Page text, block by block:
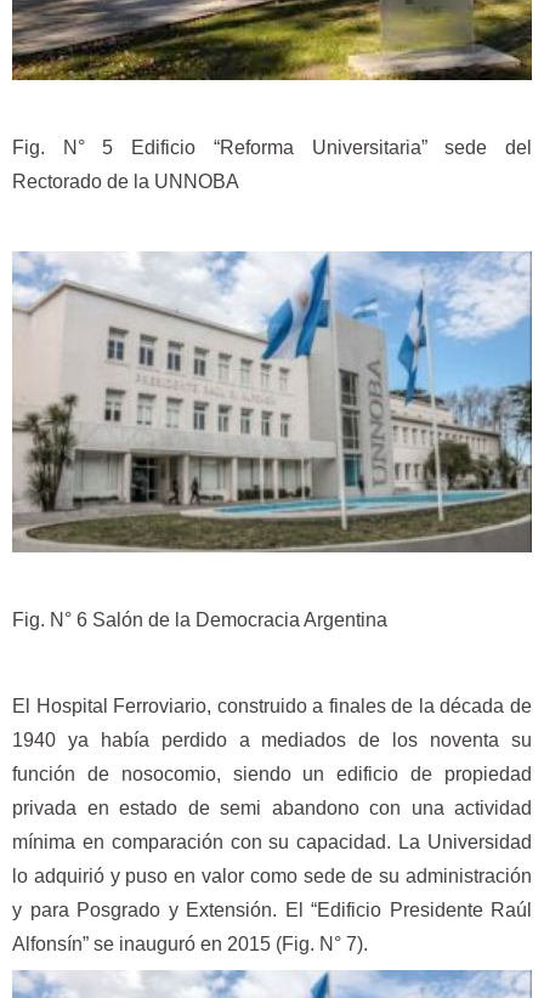
Fig. N° 5 Edificio “Reforma Universitaria” sede del
Rectorado de la UNNOBA
Fig. N° 6 Salón de la Democracia Argentina
El Hospital Ferroviario, construido a finales de la década de
1940 ya había perdido a mediados de los noventa su
función de nosocomio, siendo un edificio de propiedad
privada en estado de semi abandono con una actividad
mínima en comparación con su capacidad. La Universidad
lo adquirió y puso en valor como sede de su administración
y para Posgrado y Extensión. El “Edificio Presidente Raúl
Alfonsín” se inauguró en 2015 (Fig. N° 7).